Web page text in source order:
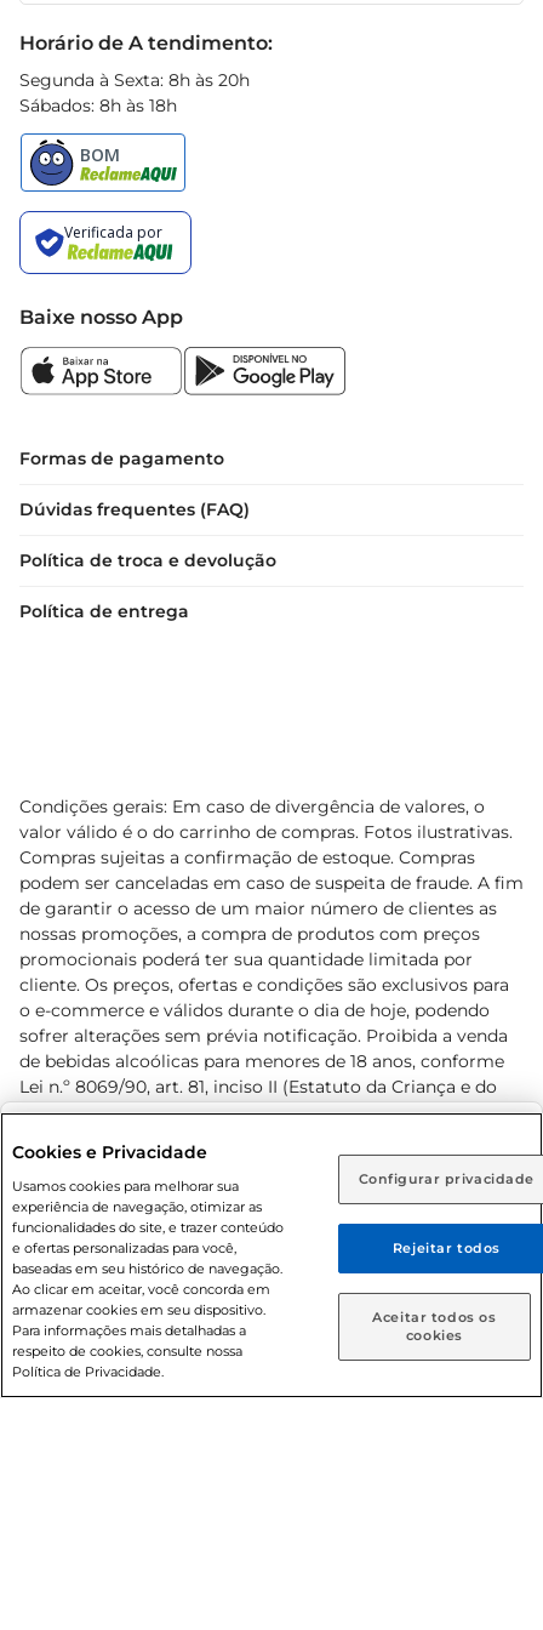
Rio de Janeiro (RJ) Goiás (GO)
Ou
Caso queira comprar online, informe como deseja receber
suas compras:
Entrega em casa Retire em Loja
Horário de A tendimento:
Segunda à Sexta: 8h às 20h
Sábados: 8h às 18h
Baixe nosso App
Formas de pagamento
Dúvidas frequentes (FAQ)
Política de troca e devolução
Política de entrega
Condições gerais: Em caso de divergência de valores, o
valor válido é o do carrinho de compras. Fotos ilustrativas.
Compras sujeitas a confirmação de estoque. Compras
podem ser canceladas em caso de suspeita de fraude. A fim
de garantir o acesso de um maior número de clientes as
nossas promoções, a compra de produtos com preços
promocionais poderá ter sua quantidade limitada por
cliente. Os preços, ofertas e condições são exclusivos para
o e-commerce e válidos durante o dia de hoje, podendo
sofrer alterações sem prévia notificação. Proibida a venda
de bebidas alcoólicas para menores de 18 anos, conforme
Lei n.º 8069/90, art. 81, inciso II (Estatuto da Criança e do
Adolescente). Preços e condições exclusivos para o
prévio. O valor mínimo para as compras on-line é de R$
80,00.
© 2026 Copyright. Todos os direitos
reservados Prezunic.
Cookies e Privacidade
Usamos cookies para melhorar sua
experiência de navegação, otimizar as
funcionalidades do site, e trazer conteúdo
e ofertas personalizadas para você,
baseadas em seu histórico de navegação.
Ao clicar em aceitar, você concorda em
armazenar cookies em seu dispositivo.
Para informações mais detalhadas a
respeito de cookies, consulte nossa
Política de Privacidade.
Configurar privacidade
Rejeitar todos
Aceitar todos os
cookies